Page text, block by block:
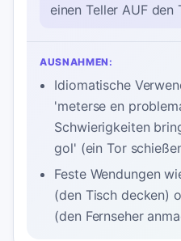
einen Teller AUF den
AUSNAHMEN:
Idiomatische
'meterse en
Schwierigkeiten
gol' (ein Tor
Feste Wendungen
(den Tisch decken)
(den Fernseher